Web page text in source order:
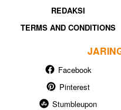
REDAKSI
TERMS AND CONDITIONS
Facebook
Pinterest
Stumbleupon